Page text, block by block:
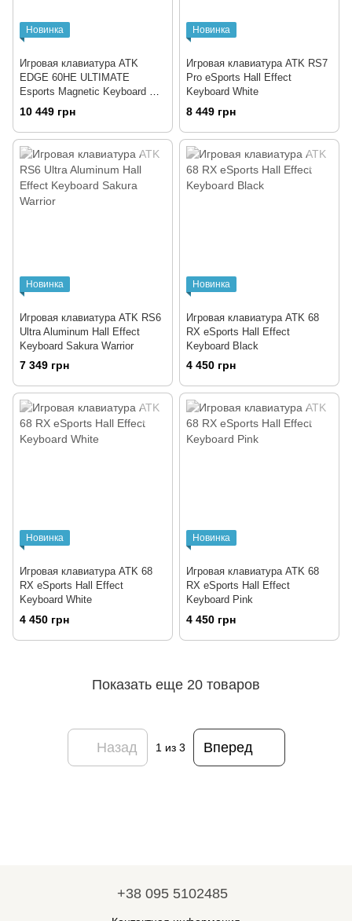
Новинка
Игровая клавиатура ATK
EDGE 60HE ULTIMATE
Esports Magnetic Keyboard —
LEVIATAN Collaboration White
10 449 грн
Новинка
Игровая клавиатура ATK RS7
Pro eSports Hall Effect
Keyboard White
8 449 грн
Новинка
Игровая клавиатура ATK RS6
Ultra Aluminum Hall Effect
Keyboard Sakura Warrior
7 349 грн
Новинка
Игровая клавиатура ATK 68
RX eSports Hall Effect
Keyboard Black
4 450 грн
Новинка
Игровая клавиатура ATK 68
RX eSports Hall Effect
Keyboard White
4 450 грн
Новинка
Игровая клавиатура ATK 68
RX eSports Hall Effect
Keyboard Pink
4 450 грн
Показать еще 20 товаров
Назад 1 из 3 Вперед
+38 095 5102485